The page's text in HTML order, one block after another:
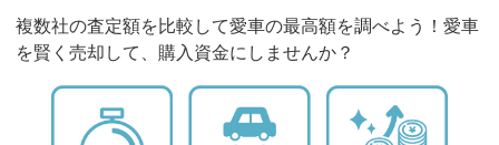
複数社の査定額を比較して愛車の最高額を調べよう！愛車
を賢く売却して、購入資金にしませんか？